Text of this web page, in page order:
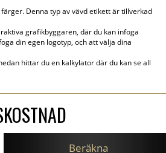
1,0024 SEK
10 024 SEK
0,7796 SEK
11 695 SEK
0,6683 SEK 13 365 SEK
Denna typ av vävd etikett är tillverkad
grafikbyggaren, där du kan infoga
din egen logotyp, och att välja dina
hittar du en kalkylator där du kan se all
Beräkna